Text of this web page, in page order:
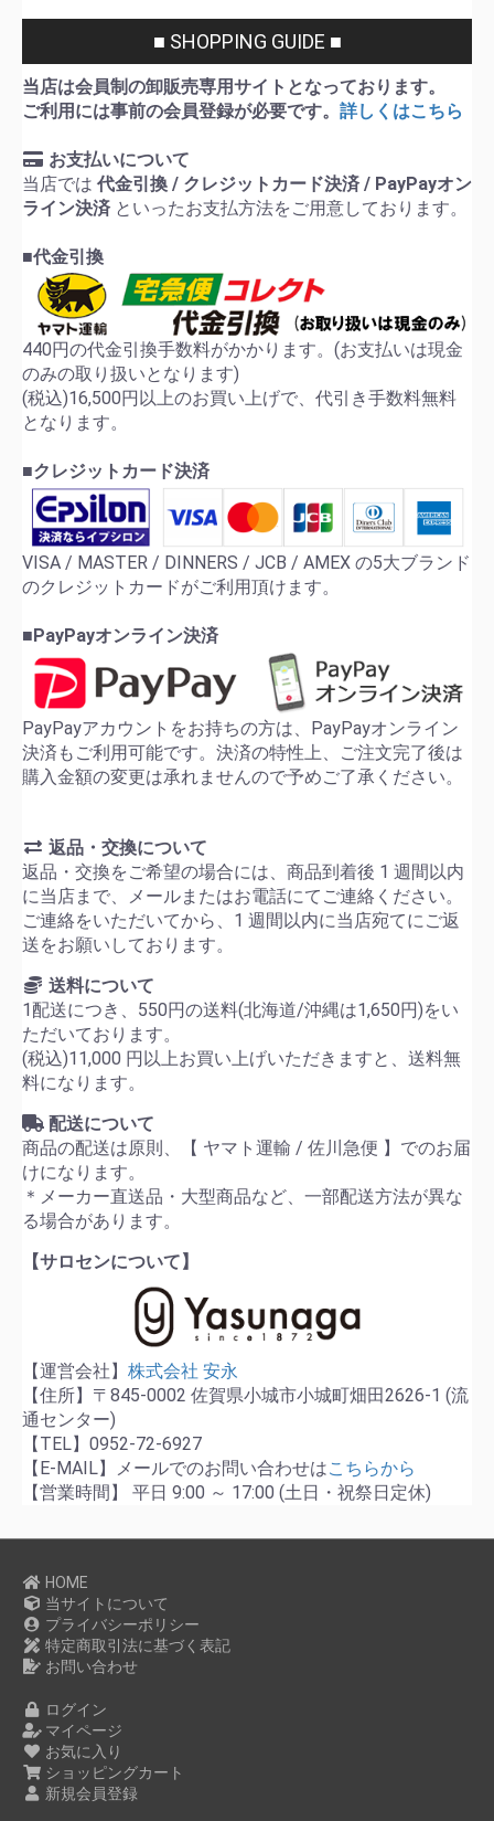
■ SHOPPING GUIDE ■
当店は会員制の卸販売専用サイトとなっております。
ご利用には事前の会員登録が必要です。 詳しくはこちら
お支払いについて
当店では 代金引換 / クレジットカード決済 / PayPayオン
ライン決済 といったお支払方法をご用意しております。
■代金引換
440円の代金引換手数料がかかります。(お支払いは現金
のみの取り扱いとなります)
(税込)16,500円以上のお買い上げで、代引き手数料無料
となります。
■クレジットカード決済
VISA / MASTER / DINNERS / JCB / AMEX の5大ブランド
のクレジットカードがご利用頂けます。
■PayPayオンライン決済
PayPayアカウントをお持ちの方は、PayPayオンライン
決済もご利用可能です。決済の特性上、ご注文完了後は
購入金額の変更は承れませんので予めご了承ください。
返品・交換について
返品・交換をご希望の場合には、商品到着後 1 週間以内
に当店まで、メールまたはお電話にてご連絡ください。
ご連絡をいただいてから、1 週間以内に当店宛てにご返
送をお願いしております。
送料について
1配送につき、550円の送料(北海道/沖縄は1,650円)をい
ただいております。
(税込)11,000 円以上お買い上げいただきますと、送料無
料になります。
配送について
商品の配送は原則、【 ヤマト運輸 / 佐川急便 】でのお届
けになります。
＊メーカー直送品・大型商品など、一部配送方法が異な
る場合があります。
【サロセンについて】
【運営会社】 株式会社 安永
【住所】〒845-0002 佐賀県小城市小城町畑田2626-1 (流
通センター)
【TEL】0952-72-6927
【E-MAIL】メールでのお問い合わせはこちらから
【営業時間】 平日 9:00 ～ 17:00 (土日・祝祭日定休)
HOME
当サイトについて
プライバシーポリシー
特定商取引法に基づく表記
お問い合わせ
ログイン
マイページ
お気に入り
ショッピングカート
新規会員登録